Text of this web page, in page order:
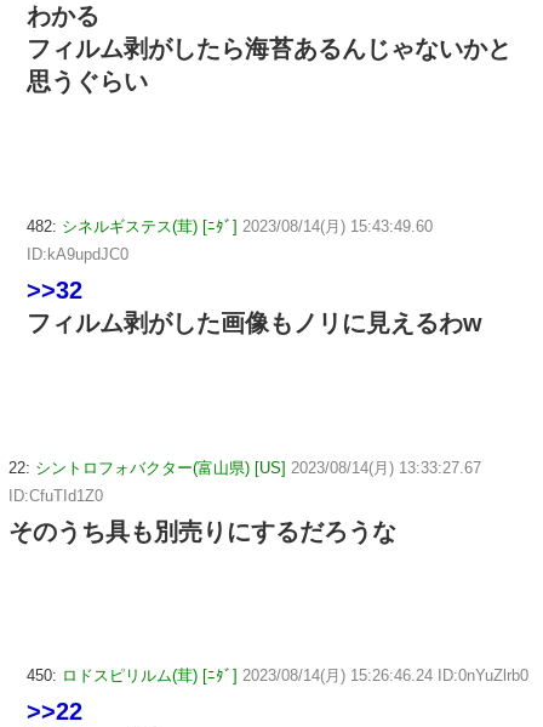
わかる
フィルム剥がしたら海苔あるんじゃないかと
思うぐらい
482: シネルギステス(茸) [ﾆﾀﾞ] 2023/08/14(月) 15:43:49.60
ID:kA9updJC0
>>32
フィルム剥がした画像もノリに見えるわw
22: シントロフォバクター(富山県) [US] 2023/08/14(月) 13:33:27.67
ID:CfuTId1Z0
そのうち具も別売りにするだろうな
450: ロドスピリルム(茸) [ﾆﾀﾞ] 2023/08/14(月) 15:26:46.24 ID:0nYuZlrb0
>>22